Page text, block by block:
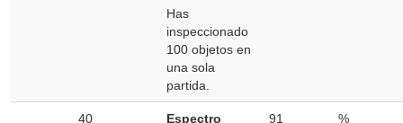
Has
inspeccionado
100 objetos en
una sola
partida.
40
Espectro
91 %